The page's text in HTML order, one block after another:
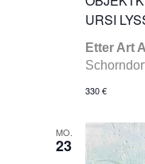
URSI
Etter Art
330 €
MO.
23